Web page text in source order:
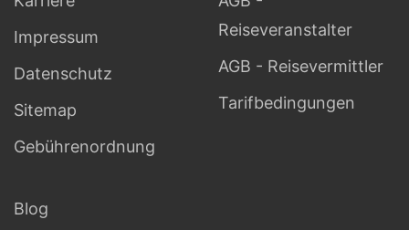
Impressum
Datenschutz
Sitemap
Gebührenordnung
Reiseveranstalter
AGB - Reisevermittler
Tarifbedingungen
Blog